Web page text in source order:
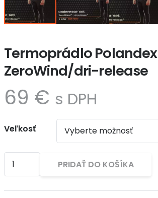
Termoprádlo Polandex
ZeroWind/dri-release
69 € s DPH
Veľkosť
množstvo
Termoprádlo
ZeroWind/dri-
PRIDAŤ DO KOŠÍKA